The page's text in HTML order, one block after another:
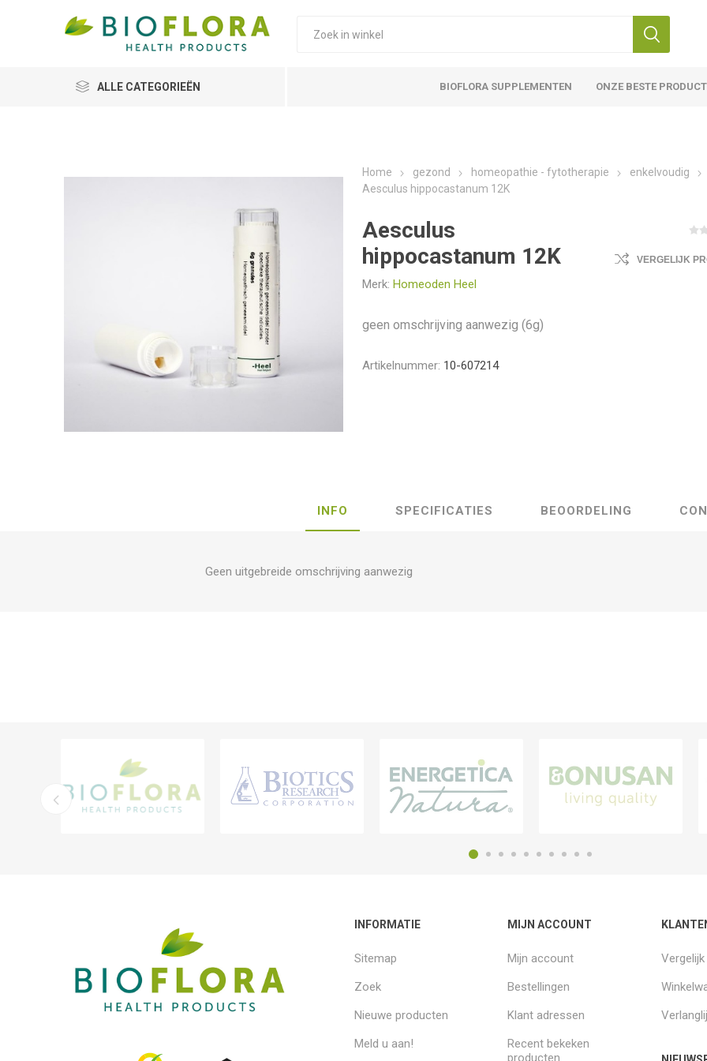
ALLE CATEGORIEËN BIOFLORA SUPPLEMENTEN ONZE BESTE
Home gezond homeopathie - fytotherapie
enkelvoudig
Aesculus hippocastanum 12K
Aesculus
hippocastanum 12K
Merk: Homeoden Heel
VERGELIJK
geen omschrijving aanwezig (6g)
Artikelnummer: 10-607214
INFO SPECIFICATIES BEOORDELING
Geen uitgebreide omschrijving aanwezig
INFORMATIE
Sitemap
Zoek
Nieuwe producten
Meld u aan!
MIJN ACCOUNT
Mijn account
Bestellingen
Klant adressen
Recent bekeken
producten